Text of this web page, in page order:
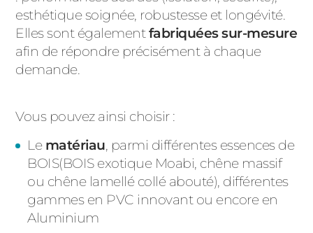
esthétique soignée, robustesse et longévité.
Elles sont égalementfabriquées sur-mesure
afin de répondre précisément à chaque
demande.
Vous pouvez ainsi choisir :
Le matériau, parmi différentes essences de
BOIS(BOIS exotique Moabi, chêne massif
ou chêne lamellé collé abouté), différentes
gammes en PVC innovant ou encore en
Aluminium